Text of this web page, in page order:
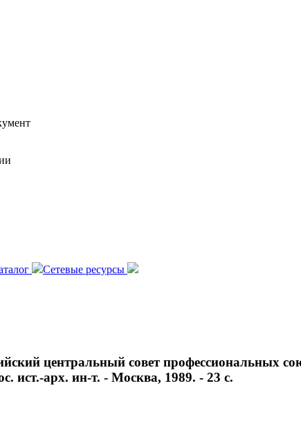
Сетевые ресурсы
центральный совет профессиональных
ист.-арх. ин-т. - Москва, 1989. - 23 с.